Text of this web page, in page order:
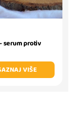
- serum protiv
VIŠE